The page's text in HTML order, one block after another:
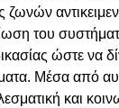
του
ώστε να
Μέσα από
και